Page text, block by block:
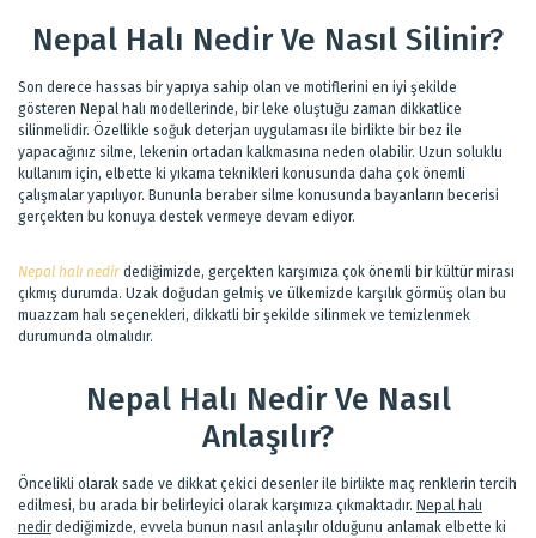
Nepal Halı Nedir Ve Nasıl Silinir?
Son derece hassas bir yapıya sahip olan ve motiflerini en iyi şekilde
gösteren Nepal halı modellerinde, bir leke oluştuğu zaman dikkatlice
silinmelidir. Özellikle soğuk deterjan uygulaması ile birlikte bir bez ile
yapacağınız silme, lekenin ortadan kalkmasına neden olabilir. Uzun soluklu
kullanım için, elbette ki yıkama teknikleri konusunda daha çok önemli
çalışmalar yapılıyor. Bununla beraber silme konusunda bayanların becerisi
gerçekten bu konuya destek vermeye devam ediyor.
Nepal halı nedir dediğimizde, gerçekten karşımıza çok önemli bir kültür mirası
çıkmış durumda. Uzak doğudan gelmiş ve ülkemizde karşılık görmüş olan bu
muazzam halı seçenekleri, dikkatli bir şekilde silinmek ve temizlenmek
durumunda olmalıdır.
Nepal Halı Nedir Ve Nasıl
Anlaşılır?
Öncelikli olarak sade ve dikkat çekici desenler ile birlikte maç renklerin tercih
edilmesi, bu arada bir belirleyici olarak karşımıza çıkmaktadır. Nepal halı
nedirdediğimizde, evvela bunun nasıl anlaşılır olduğunu anlamak elbette ki